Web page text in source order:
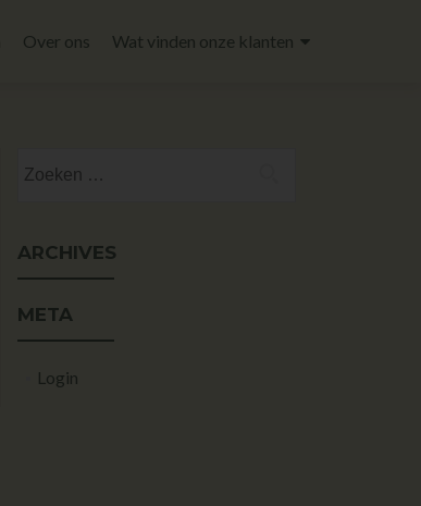
Over ons Wat vinden onze klanten
ARCHIVES
META
Login